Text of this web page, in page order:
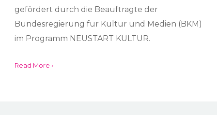
gefördert durch die Beauftragte der
Bundesregierung für Kultur und Medien (BKM)
im Programm NEUSTART KULTUR.
Read More ›